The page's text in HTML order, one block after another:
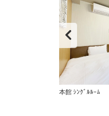
本館 ｼﾝｸﾞﾙﾙｰﾑ